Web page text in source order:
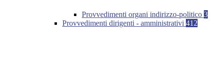
Provvedimenti organi indirizzo-politico 3
Provvedimenti dirigenti - amministrativi 412